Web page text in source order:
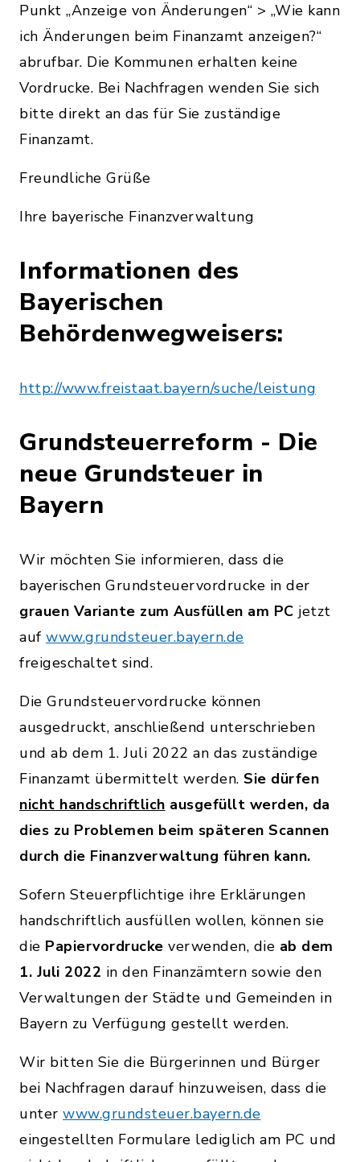
Punkt „Anzeige von Änderungen“ > „Wie kann
ich Änderungen beim Finanzamt anzeigen?“
abrufbar. Die Kommunen erhalten keine
Vordrucke. Bei Nachfragen wenden Sie sich
bitte direkt an das für Sie zuständige
Finanzamt.
Freundliche Grüße
Ihre bayerische Finanzverwaltung
Informationen des
Bayerischen
Behördenwegweisers:
http://www.freistaat.bayern/suche/leistung
Grundsteuerreform - Die
neue Grundsteuer in
Bayern
Wir möchten Sie informieren, dass die
bayerischen Grundsteuervordrucke in der
grauen Variante zum Ausfüllen am PC jetzt
auf www.grundsteuer.bayern.de
freigeschaltet sind.
Die Grundsteuervordrucke können
ausgedruckt, anschließend unterschrieben
und ab dem 1. Juli 2022 an das zuständige
Finanzamt übermittelt werden. Sie dürfen
nicht handschriftlich ausgefüllt werden, da
dies zu Problemen beim späteren Scannen
durch die Finanzverwaltung führen kann.
Sofern Steuerpflichtige ihre Erklärungen
handschriftlich ausfüllen wollen, können sie
die Papiervordrucke verwenden, die ab dem
1. Juli 2022 in den Finanzämtern sowie den
Verwaltungen der Städte und Gemeinden in
Bayern zu Verfügung gestellt werden.
Wir bitten Sie die Bürgerinnen und Bürger
bei Nachfragen darauf hinzuweisen, dass die
unter www.grundsteuer.bayern.de
eingestellten Formulare lediglich am PC und